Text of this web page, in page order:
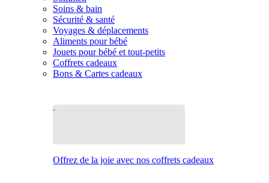
Soins & bain
Sécurité & santé
Voyages & déplacements
Aliments pour bébé
Jouets pour bébé et tout-petits
Coffrets cadeaux
Bons & Cartes cadeaux
Offrez de la joie avec nos coffrets cadeaux